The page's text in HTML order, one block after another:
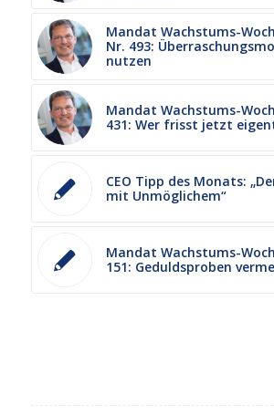
Mandat Wachstums-
Nr. 493:
nutzen
Mandat Wachstums-
431: Wer frisst jetzt
CEO Tipp des Monats:
mit Unmöglichem“
Mandat Wachstums-
151: Geduldsproben